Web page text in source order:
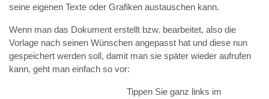
seine eigenen Texte oder Grafiken austauschen kann.
Wenn man das Dokument erstellt bzw. bearbeitet, also die
Vorlage nach seinen Wünschen angepasst hat und diese nun
gespeichert werden soll, damit man sie später wieder aufrufen
kann, geht man einfach so vor:
Tippen Sie ganz links im